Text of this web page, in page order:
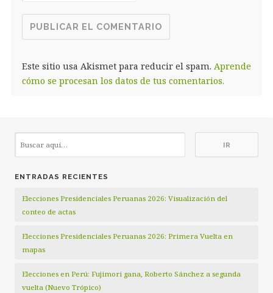
Este sitio usa Akismet para reducir el spam. Aprende
cómo se procesan los datos de tus comentarios.
ENTRADAS RECIENTES
Elecciones Presidenciales Peruanas 2026: Visualización del
conteo de actas
Elecciones Presidenciales Peruanas 2026: Primera Vuelta en
mapas
Elecciones en Perú: Fujimori gana, Roberto Sánchez a segunda
vuelta (Nuevo Trópico)